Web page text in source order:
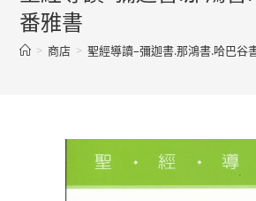
番雅書
> 商店 > 聖經導讀–彌迦書.那鴻書.哈巴谷